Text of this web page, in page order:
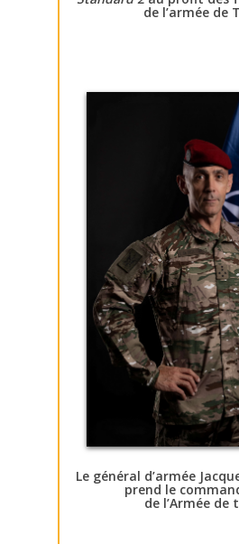
de l’armée de
Le général d’armée
prend le
de l’Armée de